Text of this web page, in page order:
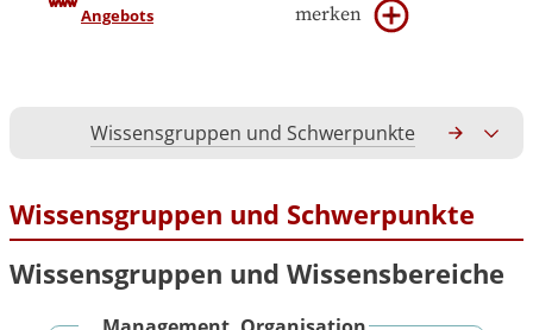
Angebots
merken
Wissensgruppen und Schwerpunkte
Wissensgruppen und Schwerpunkte
Wissensgruppen und Wissensbereiche